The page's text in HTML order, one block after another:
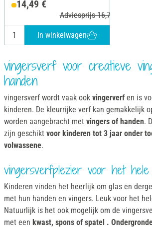
14,49 €
Adviesprijs 16,75 €
In winkelwagen
vingersverf voor creatieve
handen
vingersverf wordt vaak ook vingerverf en is
kinderen. De kleurrijke verf kan gemakkelijk
worden aangebracht met vingers of handen.
zijn geschikt voor kinderen tot 3 jaar onder
volwassene.
vingersverfplezier voor het hele
Kinderen vinden het heerlijk om glas en
met hun handen en vingers. Leuk voor het
Natuurlijk is het ook mogelijk om de
met een kwast, spons of spatel .